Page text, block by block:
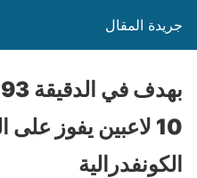
جريدة المقال
الكونفدرالية